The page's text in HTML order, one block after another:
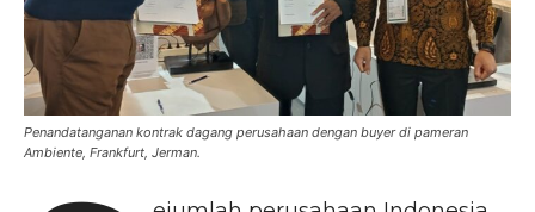
Penandatanganan kontrak dagang perusahaan dengan buyer di pameran
Ambiente, Frankfurt, Jerman.